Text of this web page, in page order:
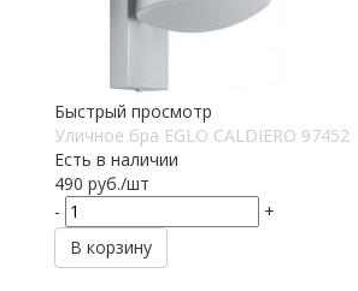
Быстрый просмотр
Уличное бра EGLO CALDIERO 97452
Есть в наличии
490 руб./шт
-
+
В корзину